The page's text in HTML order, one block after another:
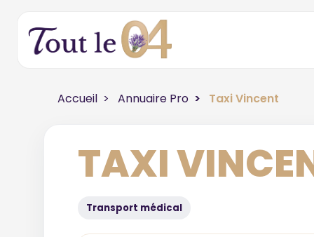
Accueil Annuaire Pro Taxi Vincent
TAXI
Transport médical